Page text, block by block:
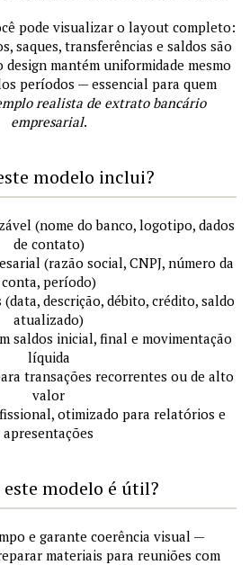
pode visualizar o layout completo:
saques, transferências e saldos são
design mantém uniformidade mesmo
períodos — essencial para quem
realista de extrato bancário
empresarial.
modelo inclui?
(nome do banco, logotipo, dados
de contato)
(razão social, CNPJ, número da
conta, período)
(data, descrição, débito, crédito, saldo
atualizado)
saldos inicial, final e movimentação
líquida
transações recorrentes ou de alto
valor
otimizado para relatórios e
apresentações
este modelo é útil?
e garante coerência visual —
materiais para reuniões com